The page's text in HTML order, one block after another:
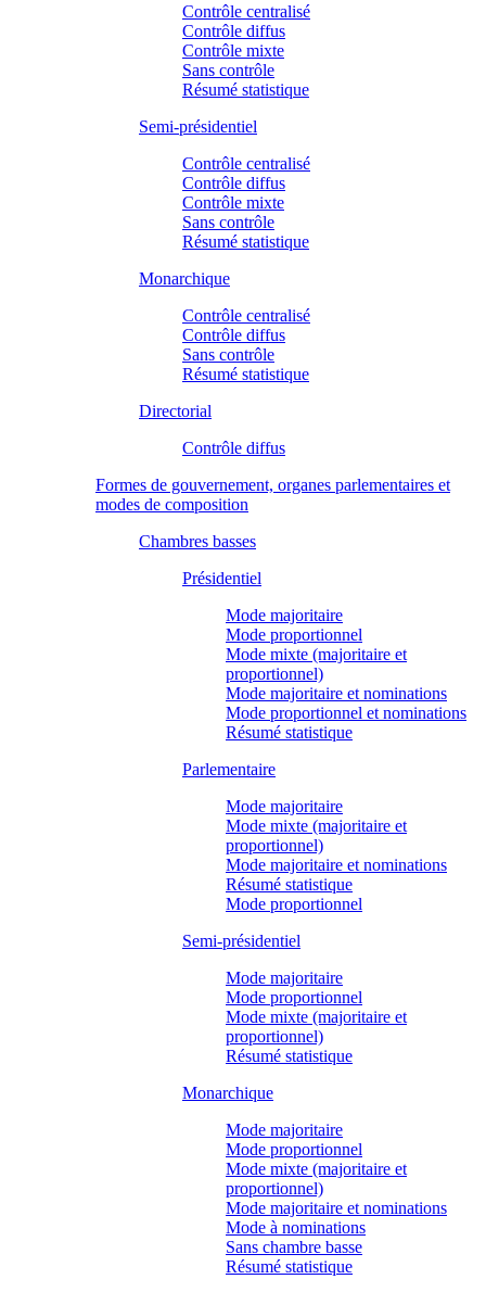
Contrôle centralisé
Contrôle diffus
Contrôle mixte
Sans contrôle
Résumé statistique
Semi-présidentiel
Contrôle centralisé
Contrôle diffus
Contrôle mixte
Sans contrôle
Résumé statistique
Monarchique
Contrôle centralisé
Contrôle diffus
Sans contrôle
Résumé statistique
Directorial
Contrôle diffus
Formes de gouvernement, organes parlementaires et
modes de composition
Chambres basses
Présidentiel
Mode majoritaire
Mode proportionnel
Mode mixte (majoritaire et
proportionnel)
Mode majoritaire et nominations
Mode proportionnel et nominations
Résumé statistique
Parlementaire
Mode majoritaire
Mode mixte (majoritaire et
proportionnel)
Mode majoritaire et nominations
Résumé statistique
Mode proportionnel
Semi-présidentiel
Mode majoritaire
Mode proportionnel
Mode mixte (majoritaire et
proportionnel)
Résumé statistique
Monarchique
Mode majoritaire
Mode proportionnel
Mode mixte (majoritaire et
proportionnel)
Mode majoritaire et nominations
Mode à nominations
Sans chambre basse
Résumé statistique